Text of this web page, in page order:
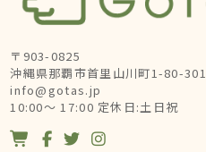
〒903-0825
沖縄県那覇市首里山川町1-80-301
info@gotas.jp
10:00～ 17:00 定休日:土日祝
   